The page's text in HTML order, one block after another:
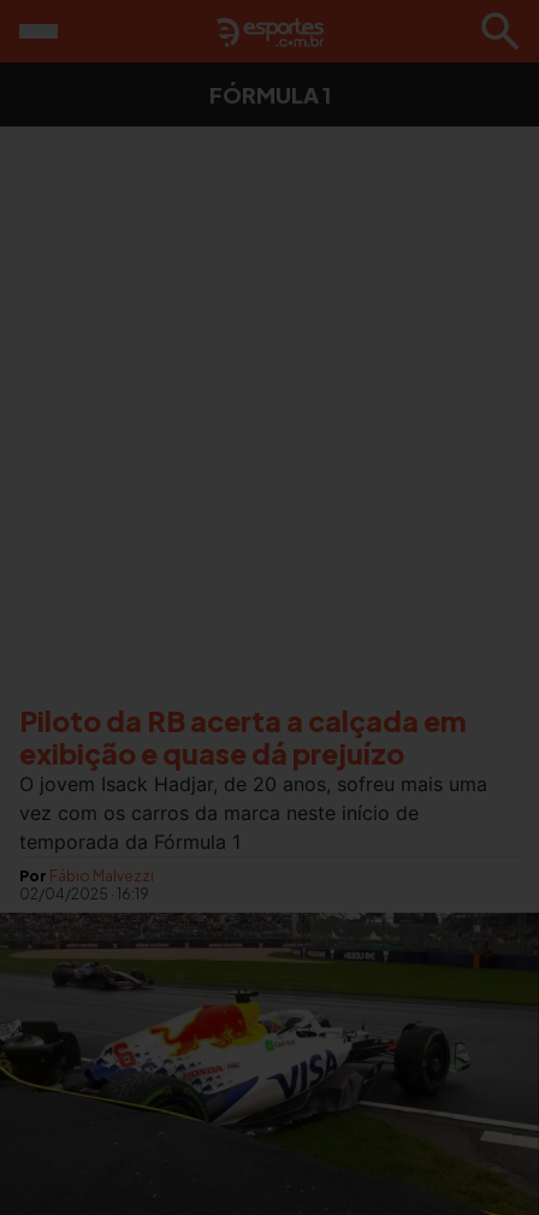
FÓRMULA 1
Piloto da RB acerta a calçada em
exibição e quase dá prejuízo
O jovem Isack Hadjar, de 20 anos, sofreu mais uma
vez com os carros da marca neste início de
temporada da Fórmula 1
Por Fábio Malvezzi
02/04/2025 · 16:19